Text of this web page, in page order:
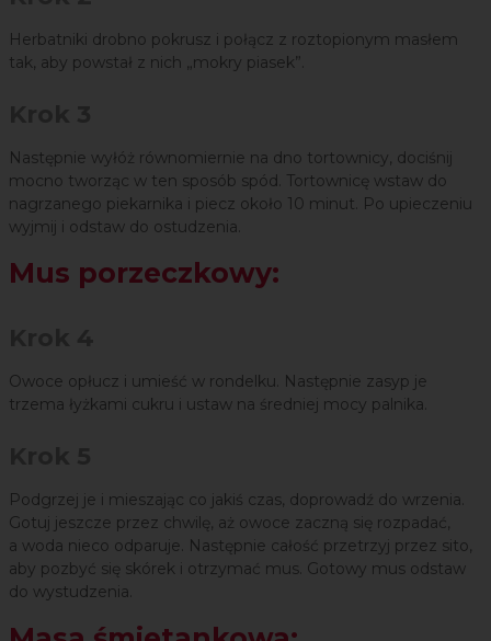
Herbatniki drobno pokrusz i połącz z roztopionym masłem
tak, aby powstał z nich „mokry piasek”.
Następnie wyłóż równomiernie na dno tortownicy, dociśnij
mocno tworząc w ten sposób spód. Tortownicę wstaw do
nagrzanego piekarnika i piecz około 10 minut. Po upieczeniu
wyjmij i odstaw do ostudzenia.
Mus porzeczkowy:
Owoce opłucz i umieść w rondelku. Następnie zasyp je
trzema łyżkami cukru i ustaw na średniej mocy palnika.
Podgrzej je i mieszając co jakiś czas, doprowadź do wrzenia.
Gotuj jeszcze przez chwilę, aż owoce zaczną się rozpadać,
a woda nieco odparuje. Następnie całość przetrzyj przez sito,
aby pozbyć się skórek i otrzymać mus. Gotowy mus odstaw
do wystudzenia.